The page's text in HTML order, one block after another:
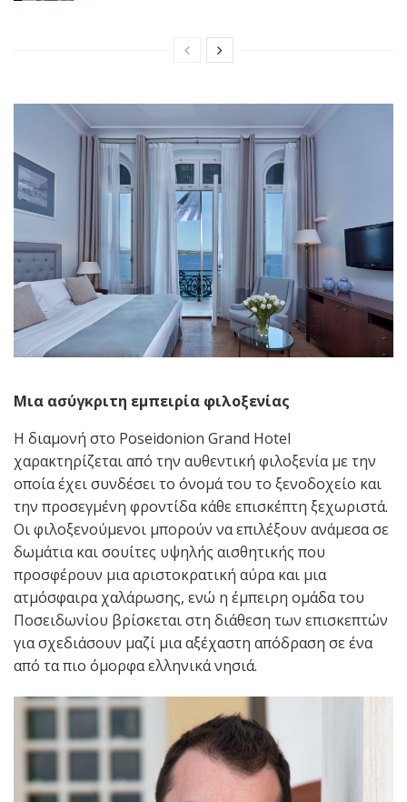
Μια ασύγκριτη εμπειρία φιλοξενίας
Η διαμονή στο Poseidonion Grand Hotel
χαρακτηρίζεται από την αυθεντική φιλοξενία με την
οποία έχει συνδέσει το όνομά του το ξενοδοχείο και
την προσεγμένη φροντίδα κάθε επισκέπτη ξεχωριστά.
Οι φιλοξενούμενοι μπορούν να επιλέξουν ανάμεσα σε
δωμάτια και σουίτες υψηλής αισθητικής που
προσφέρουν μια αριστοκρατική αύρα και μια
ατμόσφαιρα χαλάρωσης, ενώ η έμπειρη ομάδα του
Ποσειδωνίου βρίσκεται στη διάθεση των επισκεπτών
για σχεδιάσουν μαζί μια αξέχαστη απόδραση σε ένα
από τα πιο όμορφα ελληνικά νησιά.